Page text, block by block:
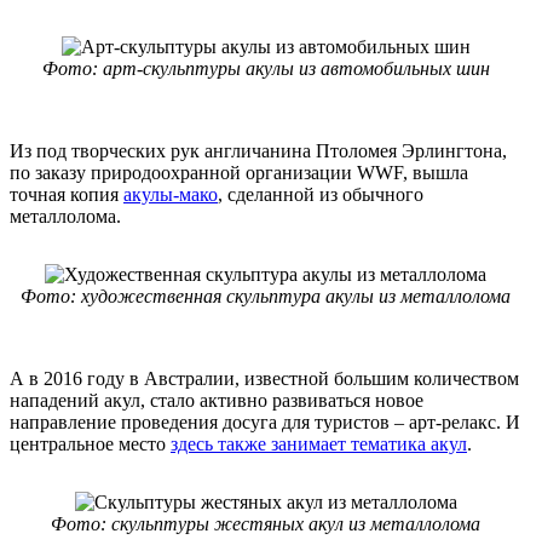
Фото: арт-скульптуры акулы из автомобильных шин
Из под творческих рук англичанина Птоломея Эрлингтона,
по заказу природоохранной организации WWF, вышла
точная копия акулы-мако, сделанной из обычного
металлолома.
Фото: художественная скульптура акулы из металлолома
А в 2016 году в Австралии, известной большим количеством
нападений акул, стало активно развиваться новое
направление проведения досуга для туристов – арт-релакс. И
центральное место здесь также занимает тематика акул.
Фото: скульптуры жестяных акул из металлолома